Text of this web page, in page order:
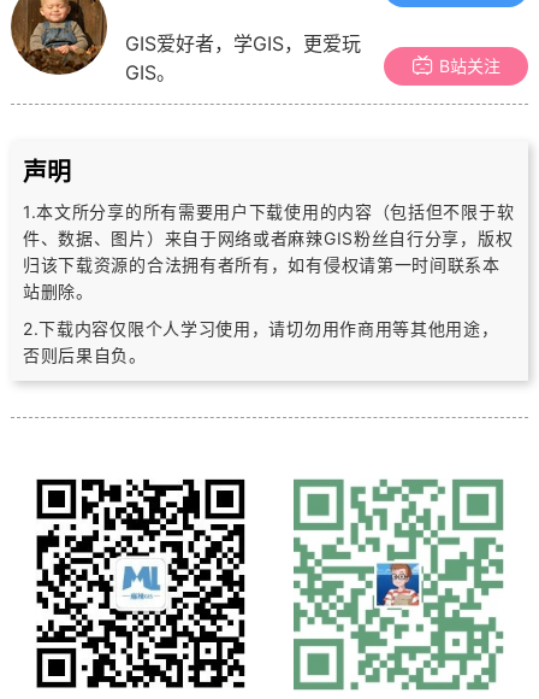
GIS爱好者，学GIS，更爱玩
GIS。
B站关注
声明
1.本文所分享的所有需要用户下载使用的内容（包括但不限于软
件、数据、图片） 来自于网络或者麻辣GIS粉丝自行分享，版权
归该下载资源的合法拥有者所有，如有侵权请第一时间联系本
站删除。
2.下载内容仅限个人学习使用，请切勿用作商用等其他用途，
否则后果自负。